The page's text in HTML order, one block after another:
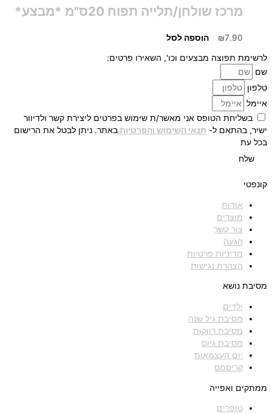
מרכז שולחן/תלייה תפוח 20ס"מ *מבצע*
₪7.90 הוספה לסל
לרשימת תפוצה מבצעים וכו', השאירו פרטים:
שם
טלפון
איימל
בשליחת הטופס אני מאשר/ת שימוש בפרטים ליצירת קשר ולדיוור
ישיר, בהתאם ל- תנאי השימוש והפרטיותבאתר. ניתן לבטל את הרישום
בכל עת
שלח
קונפטי
אודות
מוצרים
צור קשר
הגעה
מדיניות פרטיות
הצהרת נגישות
מסיבת נושא
ילדים
מסיבת גיל שנה
מסיבת רווקות
מסיבת גיוס
יום העצמאות
קריסמס
ממתקים ואפייה
טופרים